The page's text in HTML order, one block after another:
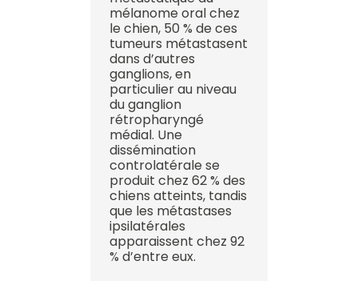
mélanome oral chez
le chien, 50 % de ces
tumeurs métastasent
dans d’autres
ganglions, en
particulier au niveau
du ganglion
rétropharyngé
médial. Une
dissémination
controlatérale se
produit chez 62 % des
chiens atteints, tandis
que les métastases
ipsilatérales
apparaissent chez 92
% d’entre eux.